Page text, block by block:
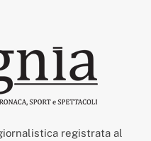
registrata al